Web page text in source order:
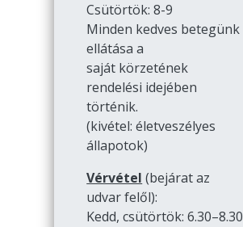
Csütörtök: 8-9
Minden kedves betegünk
ellátása a
saját körzetének
rendelési idejében
történik.
(kivétel: életveszélyes
állapotok)
Vérvétel (bejárat az
udvar felől):
Kedd, csütörtök: 6.30–8.30